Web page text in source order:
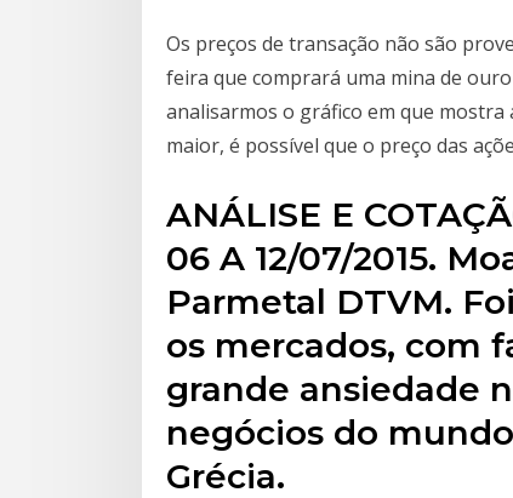
Os preços de transação não são
feira que comprará uma mina de ouro
analisarmos o gráfico em que mostra
maior, é possível que o preço das
ANÁLISE E
06 A 12/07/2015.
Parmetal DTVM.
os mercados, com
grande ansiedade
negócios do
Grécia.